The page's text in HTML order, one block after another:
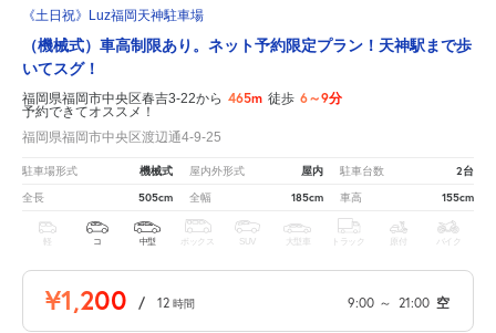
《土日祝》Luz福岡天神駐車場
（機械式）車高制限あり。ネット予約限定プラン！天神駅まで歩
いてスグ！
福岡県福岡市中央区春吉3-22から 465m 徒歩 6～9分
予約できてオススメ！
福岡県福岡市中央区渡辺通4-9-25
駐車場形式 機械式 屋内外形式 屋内 駐車台数 2台
全長 505cm 全幅 185cm 車高 155cm
軽 コ 中型 ボックス SUV 大型車 トラック 原付 バイク
¥1,200 / 12 時間 9:00 ～ 21:00 空